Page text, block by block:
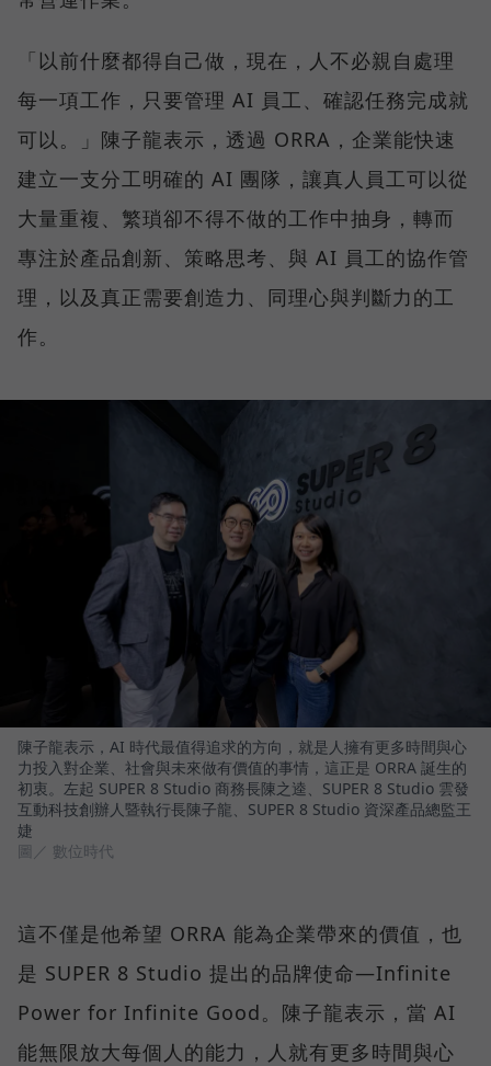
「以前什麼都得自己做，現在，人不必親自處理
每一項工作，只要管理 AI 員工、確認任務完成就
可以。」陳子龍表示，透過 ORRA，企業能快速
建立一支分工明確的 AI 團隊，讓真人員工可以從
大量重複、繁瑣卻不得不做的工作中抽身，轉而
專注於產品創新、策略思考、與 AI 員工的協作管
理，以及真正需要創造力、同理心與判斷力的工
作。
陳子龍表示，AI 時代最值得追求的方向，就是人擁有更多時間與心
力投入對企業、社會與未來做有價值的事情，這正是 ORRA 誕生的
初衷。左起 SUPER 8 Studio 商務長陳之逵、SUPER 8 Studio 雲發
互動科技創辦人暨執行長陳子龍、SUPER 8 Studio 資深產品總監王
婕
圖／ 數位時代
這不僅是他希望 ORRA 能為企業帶來的價值，也
是 SUPER 8 Studio 提出的品牌使命—Infinite
Power for Infinite Good。陳子龍表示，當 AI
能無限放大每個人的能力，人就有更多時間與心